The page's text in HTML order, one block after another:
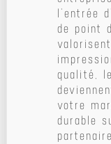
l’entrée
de point
qualité,
votre
durable